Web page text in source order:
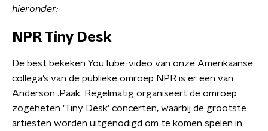
hieronder:
NPR Tiny Desk
De best bekeken YouTube-video van onze Amerikaanse
collega’s van de publieke omroep NPR is er een van
Anderson .Paak. Regelmatig organiseert de omroep
zogeheten ‘Tiny Desk’ concerten, waarbij de grootste
artiesten worden uitgenodigd om te komen spelen in